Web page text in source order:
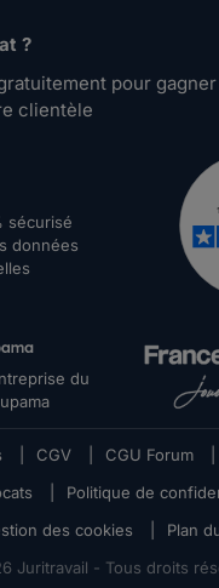
?
pour
clientèle
sécurisé
données
du
CGV CGU Forum
Politique de
des cookies
Plan
Juritravail - Tous droits